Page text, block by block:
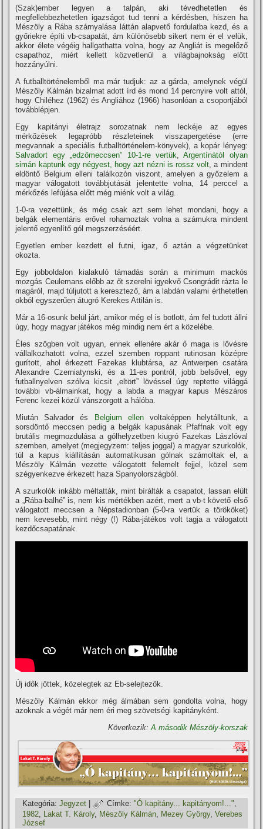
(Szak)ember legyen a talpán, aki tévedhetetlen és
megfellebbezhetetlen igazságot tud tenni a kérdésben, hiszen ha
Mészöly a Rába szárnyalása láttán alapvető fordulatba kezd, és a
győriekre épí­ti vb-csapatát, ám különösebb sikert nem ér el velük,
akkor élete végéig hallgathatta volna, hogy az Angliát is megelőző
csapathoz, miért kellett közvetlenül a világbajnokság előtt
hozzányúlni.
A futballtörténelemből ma már tudjuk: az a gárda, amelynek végül
Mészöly Kálmán bizalmat adott í­rd és mond 14 percnyire volt attól,
hogy Chiléhez (1962) és Angliához (1966) hasonlóan a csoportjából
továbblépjen.
Egy kapitányi életrajz sorozatnak nem leckéje az egyes
mérkőzések legapróbb részleteinek visszapergetése (erre
megvannak a speciális futballtörténelem-könyvek), a kopár lényeg:
Salvadort egy „edzőmeccsen” 10-1-re vertük,Argentí­nától olyan
simán kaptunk egy négyest, hogy azt nézni is rossz volt, a mindent
eldöntő Belgium elleni találkozón viszont, amelyen a győzelem a
magyar válogatott továbbjutását jelentette volna, 14 perccel a
mérkőzés lefújása előtt még miénk volt a világ.
1-0-ra vezettünk, és még csak azt sem lehet mondani, hogy a
belgák elementáris erővel rohamoztak volna a számukra mindent
jelentő egyenlí­tő gól megszerzéséért.
Egyetlen ember kezdett el futni, igaz, ő aztán a végzetünket
okozta.
Egy jobboldalon kialakuló támadás során a minimum mackós
mozgás Ceulemans előbb az őt szerelni igyekvő Csongrádit rázta le
magáról, majd túljutott a keresztező, ám a labdán valami érthetetlen
okból egyszerűen átugró Kerekes Attilán is.
Már a 16-osunk belül járt, amikor még el is botlott, ám fel tudott állni
úgy, hogy magyar játékos még mindig nem ért a közelébe.
Éles szögben volt ugyan, ennek ellenére akár ő maga is lövésre
vállalkozhatott volna, ezzel szemben roppant rutinosan középre
gurí­tott, ahol érkezett Fazekas klubtársa, az Antwerpen csatára
Alexandre Czerniatynski, és a 11-es pontról, jobb belsővel, egy
futballnyelven szólva kicsit „eltört” lövéssel úgy reptette világgá
további vb-álmainkat, hogy a labda a magyar kapus Mészáros
Ferenc kezei közül vánszorgott a hálóba.
Miután Salvador és
Belgium ellenvoltaképpen helytálltunk, a
sorsdöntő meccsen pedig a belgák kapusának Pfaffnak volt egy
brutális megmozdulása a gólhelyzetben kiugró Fazekas Lászlóval
szemben, amelyet (megjegyzem: teljes joggal) a magyar szurkolók,
túl a kapus kiállí­tásán automatikusan gólnak számoltak el, a
Mészöly Kálmán vezette válogatott felemelt fejjel, közel sem
szégyenkezve érkezett haza Spanyolországból.
A szurkolók inkább méltatták, mint bí­rálták a csapatot, lassan elült
a „Rába-balhé” is, nem kis mértékben azért, mert a vb-t követő első
válogatott meccsen a Népstadionban (5-0-ra vertük a törököket)
nem kevesebb, mint négy (!) Rába-játékos volt tagja a válogatott
kezdőcsapatának.
Új idők jöttek, közelegtek az Eb-selejtezők.
Mészöly Kálmán ekkor még álmában sem gondolta volna, hogy
azoknak a végét már nem éri meg szövetségi kapitányként.
Következik:A második Mészöly-korszak
Kategória: Jegyzet | Címke: "Ó kapitány... kapitányom!...",
1982 Lakat T. Károly, Mészöly Kálmán Mezey György,Verebes
József